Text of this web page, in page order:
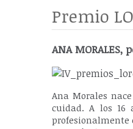
Premio
ANA
Ana Morales
cuidad. A los 16
profesionalmente